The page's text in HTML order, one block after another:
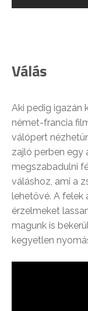
Válás
Aki pedig igazán
német-francia
válópert
zajló perben egy
megszabadulni
váláshoz, ami a
lehetővé. A felek
érzelmeket
magunk is
kegyetlen